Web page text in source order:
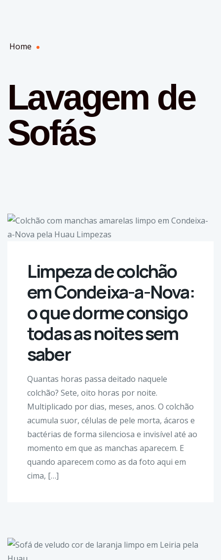
Home
Lavagem de
Sofás
Limpeza de colchão
em Condeixa-a-Nova:
o que dorme consigo
todas as noites sem
saber
Quantas horas passa deitado naquele
colchão? Sete, oito horas por noite.
Multiplicado por dias, meses, anos. O colchão
acumula suor, células de pele morta, ácaros e
bactérias de forma silenciosa e invisível até ao
momento em que as manchas aparecem. E
quando aparecem como as da foto aqui em
cima, […]